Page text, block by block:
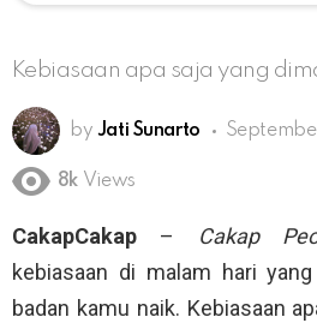
Kebiasaan apa saja yang
by Jati Sunarto
8k Views
CakapCakap – Cakap
kebiasaan di malam hari
badan kamu naik. Kebiasaan